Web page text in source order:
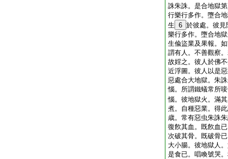
誅朱誅。是合地獄
行樂行多作。墮合
生 6 於彼處。彼見
樂行多作。墮合地
生偸盜業及果報。
謂有人。不善觀察
故婬之。彼人於佛
近浮圖。彼人以是
惡處合大地獄。朱
惱。所謂鐵蟻常所
惱。彼地獄火。滿
煮。自種惡業。得
歳。常有惡虫朱誅
復飮其血。既飮血
次破其骨。既破骨
大小腸。彼地獄人
是食已。唱喚號哭